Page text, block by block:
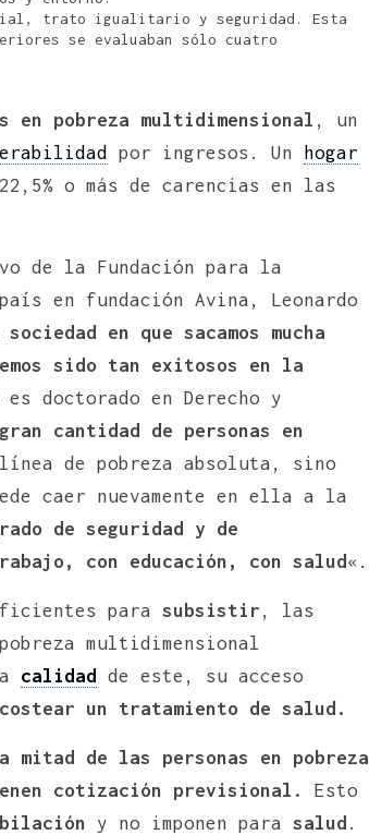
trato igualitario y seguridad. Esta
se evaluaban sólo cuatro
en pobreza multidimensional , un
por ingresos. Un hogar
o más de carencias en las
de la Fundación para la
en fundación Avina, Leonardo
en que sacamos mucha
sido tan exitosos en la
doctorado en Derecho y
gran cantidad de personas en
de pobreza absoluta, sino
caer nuevamente en ella a la
de seguridad y de
con educación, con salud«.
para subsistir , las
multidimensional
calidad de este, su acceso
un tratamiento de salud.
mitad de las personas en pobreza
cotización previsional. Esto
y no imponen para salud .